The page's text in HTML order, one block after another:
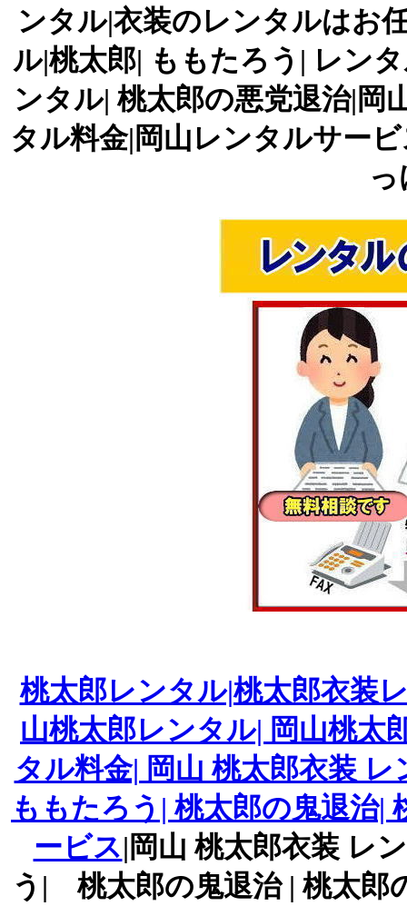
ンタル|衣装のレンタルはお
ル|桃太郎| ももたろう| レン
ンタル| 桃太郎の悪党退治|岡
タル料金|岡山レンタルサー
桃太郎レンタル|桃太郎衣装
山桃太郎レンタル| 岡山桃太
タル料金| 岡山 桃太郎衣装
ももたろう| 桃太郎の鬼退治|
ービス|岡山 桃太郎衣装 レ
う| 桃太郎の鬼退治 | 桃太郎